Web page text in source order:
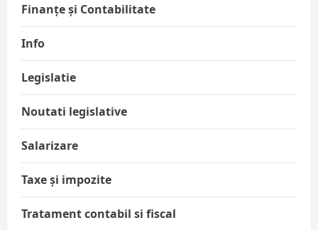
Finanțe și Contabilitate
Info
Legislatie
Noutati legislative
Salarizare
Taxe și impozite
Tratament contabil si fiscal